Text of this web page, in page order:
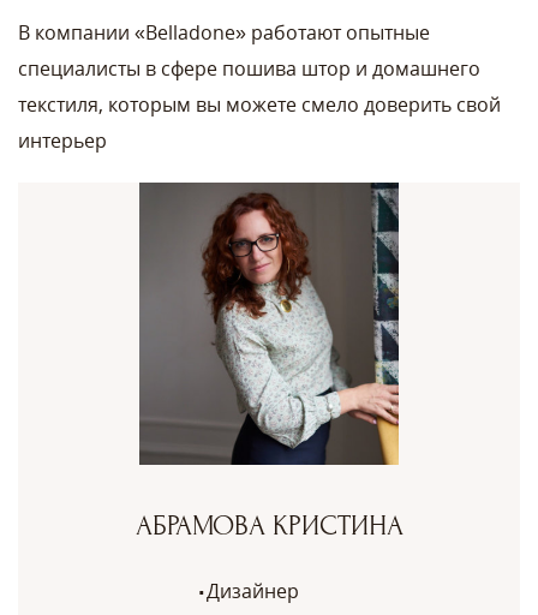
В компании «Belladone» работают опытные
специалисты в сфере пошива штор и домашнего
текстиля, которым вы можете смело доверить свой
интерьер
АБРАМОВА КРИСТИНА
Дизайнер